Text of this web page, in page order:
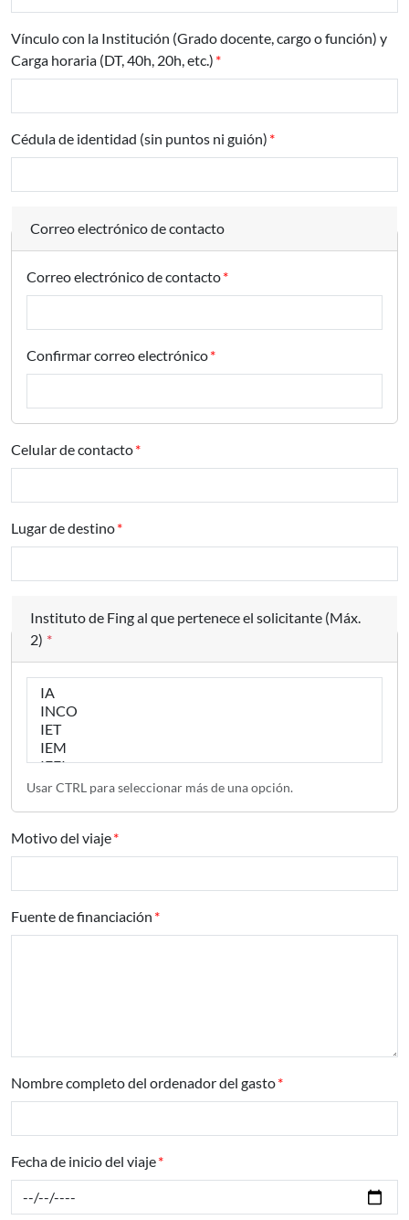
Vínculo con la Institución (Grado docente, cargo o función) y
Carga horaria (DT, 40h, 20h, etc.)
Cédula de identidad (sin puntos ni guión)
Correo electrónico de contacto
Correo electrónico de contacto
Confirmar correo electrónico
Celular de contacto
Lugar de destino
Instituto de Fing al que pertenece el solicitante (Máx.
2) *
Instituto de Fing al que pertenece el solicitante (Máx. 2)
Usar CTRL para seleccionar más de una opción.
Motivo del viaje
Fuente de financiación
Nombre completo del ordenador del gasto
Fecha de inicio del viaje